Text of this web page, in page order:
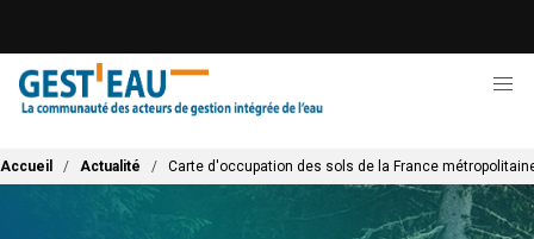
contenu
principal
Fil d'Ariane
Accueil Actualité Carte d'occupation des sols de la France